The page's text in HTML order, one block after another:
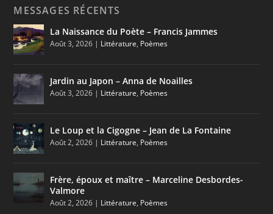
MESSAGES RÉCENTS
La Naissance du Poète – Francis Jammes
Août 3, 2026 | Littérature, Poèmes
Jardin au Japon – Anna de Noailles
Août 3, 2026 | Littérature, Poèmes
Le Loup et la Cigogne – Jean de La Fontaine
Août 2, 2026 | Littérature, Poèmes
Frère, époux et maître – Marceline Desbordes-
Valmore
Août 2, 2026 | Littérature, Poèmes